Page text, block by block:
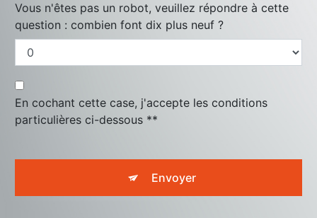
Vous n'êtes pas un robot, veuillez répondre à cette
question : combien font dix plus neuf ?
En cochant cette case, j'accepte les conditions
particulières ci-dessous **
Envoyer